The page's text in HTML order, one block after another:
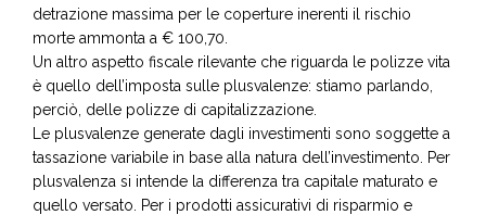
detrazione massima per le coperture inerenti il rischio
morte ammonta a € 100,70.
Un altro aspetto fiscale rilevante che riguarda le polizze vita
è quello dell’imposta sulle plusvalenze: stiamo parlando,
perciò, delle polizze di capitalizzazione.
Le plusvalenze generate dagli investimenti sono soggette a
tassazione variabile in base alla natura dell’investimento. Per
plusvalenza si intende la differenza tra capitale maturato e
quello versato. Per i prodotti assicurativi di risparmio e